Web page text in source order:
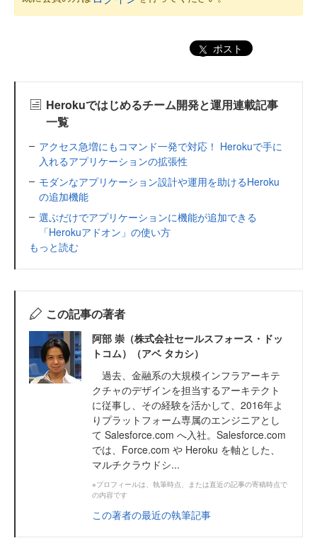
ポスト
Herokuではじめるチーム開発と運用連載記事
一覧
アクセス急増にもコマンド一発で対応！ Herokuで手に
入れるアプリケーションの拡張性
モダンなアプリケーション設計や運用を助けるHeroku
の追加機能
選ぶだけでアプリケーションに機能が追加できる
「Herokuアドオン」の使い方
もっと読む
この記事の著者
阿部 崇（株式会社セールスフォース・ドッ
トコム）（アベ タカシ）
過去、金融系の大規模インフラアーキテ
クチャのデザインを担当するアーキテクト
に従事し、その経験を活かして、2016年よ
りプラットフォーム専属のエンジニアとし
て Salesforce.com へ入社。Salesforce.com
では、Force.com や Heroku を軸とした、
マルチクラウドシ...
※プロフィールは、執筆時点、または直近の記事の寄稿時点で
の内容です
この著者の最近の執筆記事